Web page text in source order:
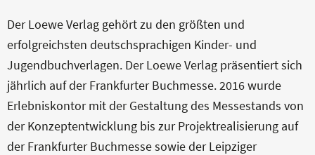
Der Loewe Verlag gehört zu den größten und
erfolgreichsten deutschsprachigen Kinder- und
Jugendbuchverlagen. Der Loewe Verlag präsentiert sich
jährlich auf der Frankfurter Buchmesse. 2016 wurde
Erlebniskontor mit der Gestaltung des Messestands von
der Konzeptentwicklung bis zur Projektrealisierung auf
der Frankfurter Buchmesse sowie der Leipziger